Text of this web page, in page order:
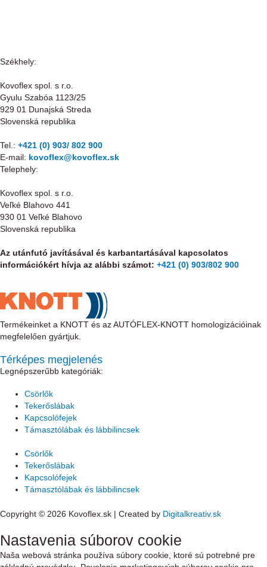
Székhely:
Kovoflex spol. s r.o.
Gyulu Szabóa 1123/25
929 01 Dunajská Streda
Slovenská republika
Tel.: +421 (0) 903/ 802 900
E-mail: kovoflex@kovoflex.sk
Telephely:
Kovoflex spol. s r.o.
Veľké Blahovo 441
930 01 Veľké Blahovo
Slovenská republika
Az utánfutó javításával és karbantartásával kapcsolatos
információkért hívja az alábbi számot: +421 (0) 903/802 900
Termékeinket a KNOTT és az AUTÓFLEX-KNOTT homologizációinak
megfelelően gyártjuk.
Térképes megjelenés
Legnépszerűbb kategóriák:
Csörlők
Tekerőslábak
Kapcsolófejek
Támasztólábak és lábbilincsek
Csörlők
Tekerőslábak
Kapcsolófejek
Támasztólábak és lábbilincsek
Copyright © 2026 Kovoflex.sk | Created by Digitalkreativ.sk
Nastavenia súborov cookie
Naša webová stránka používa súbory cookie, ktoré sú potrebné pre